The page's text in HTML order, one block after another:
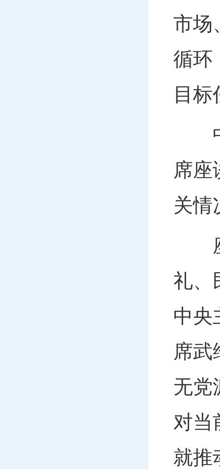
市场
循环
目
中
席座
关情
座
礼、
中央
席武
无党
对当
就推